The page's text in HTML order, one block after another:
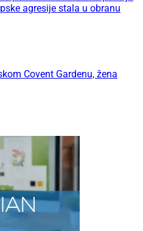
agresije stala u obranu
Covent Gardenu, žena